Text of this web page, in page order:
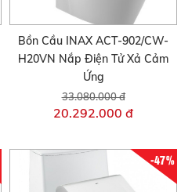
Bồn Cầu INAX ACT-902/CW-
H20VN Nắp Điện Tử Xả Cảm
Ứng
33.080.000 đ
20.292.000 đ
-47%